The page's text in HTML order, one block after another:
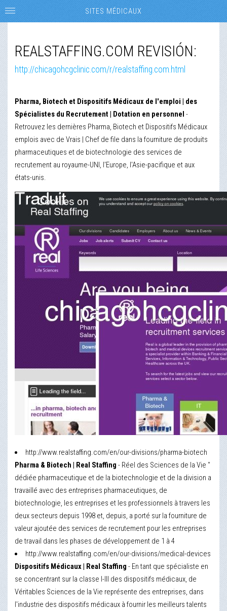
REALSTAFFING.COM REVISIÓN:
http://chicagohcgclinic.com/r/realstaffing.com.html
Pharma, Biotech et Dispositifs Médicaux de l'emploi | des
Spécialistes du Recrutement | Dotation en personnel -
Retrouvez les dernières Pharma, Biotech et Dispositifs Médicaux
emplois avec de Vrais | Chef de file dans la fourniture de produits
pharmaceutiques et de biotechnologie des services de
recrutement au royaume-UNI, l'Europe, l'Asie-pacifique et aux
états-unis.
http://www.realstaffing.com/en/our-divisions/pharma-biotech
Pharma & Biotech | Real Staffing - Réel des Sciences de la Vie "
dédiée pharmaceutique et de la biotechnologie et de la division a
travaillé avec des entreprises pharmaceutiques, de
biotechnologie, les entreprises et les professionnels à travers les
deux secteurs depuis 1998 et, depuis, a porté sur la fourniture de
valeur ajoutée des services de recrutement pour les entreprises
de travail dans les phases de développement de 1 à 4
http://www.realstaffing.com/en/our-divisions/medical-devices
Dispositifs Médicaux | Real Staffing - En tant que spécialiste en
se concentrant sur la classe I-III des dispositifs médicaux, de
Véritables Sciences de la Vie représente des entreprises, dans
l'industrie des dispositifs médicaux à fournir les meilleurs talents
SITES MÉDICAUX